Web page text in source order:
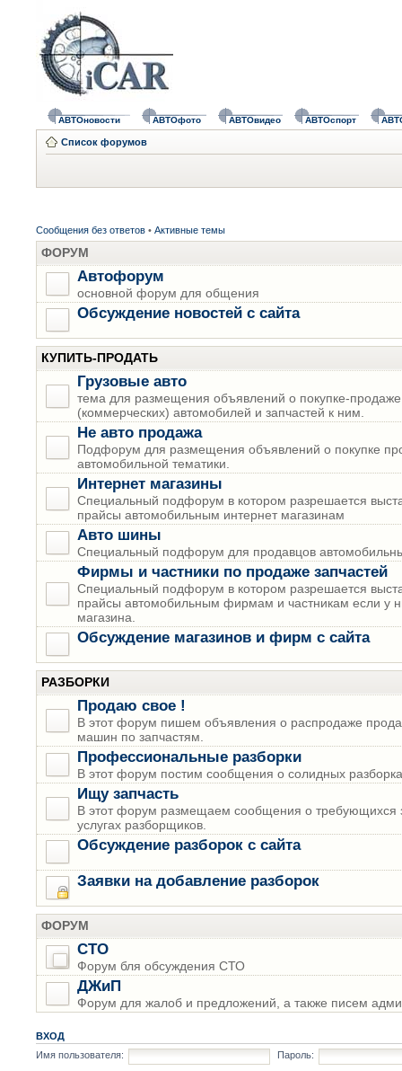
АВТОновости АВТОфото АВТОвидео АВТОспорт
Список форумов
Сообщения без ответов • Активные темы
ФОРУМ
Автофорум
основной форум для общения
Обсуждение новостей с сайта
КУПИТЬ-ПРОДАТЬ
Грузовые авто
тема для размещения объявлений о покупке-продаже
(коммерческих) автомобилей и запчастей к ним.
Не авто продажа
Подфорум для размещения объявлений о покупке
автомобильной тематики.
Интернет магазины
Специальный подфорум в котором разрешается
прайсы автомобильным интернет магазинам
Авто шины
Специальный подфорум для продавцов
Фирмы и частники по продаже запчастей
Специальный подфорум в котором разрешается
прайсы автомобильным фирмам и частникам если у
магазина.
Обсуждение магазинов и фирм с сайта
РАЗБОРКИ
Продаю свое !
В этот форум пишем объявления о распродаже
машин по запчастям.
Профессиональные разборки
В этот форум постим сообщения о солидных
Ищу запчасть
В этот форум размещаем сообщения о требующихся
услугах разборщиков.
Обсуждение разборок с сайта
Заявки на добавление разборок
ФОРУМ
СТО
Форум бля обсуждения СТО
ДЖиП
Форум для жалоб и предложений, а также писем
ВХОД
Имя пользователя:
Пароль: